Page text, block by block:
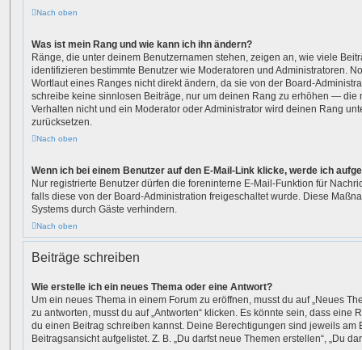
Nach oben
Was ist mein Rang und wie kann ich ihn ändern?
Ränge, die unter deinem Benutzernamen stehen, zeigen an, wie viele
identifizieren bestimmte Benutzer wie Moderatoren und Administratoren.
Wortlaut eines Ranges nicht direkt ändern, da sie von der Board-
schreibe keine sinnlosen Beiträge, nur um deinen Rang zu erhöhen — die
Verhalten nicht und ein Moderator oder Administrator wird deinen Rang
zurücksetzen.
Nach oben
Wenn ich bei einem Benutzer auf den E-Mail-Link klicke, werde ich
Nur registrierte Benutzer dürfen die foreninterne E-Mail-Funktion für
falls diese von der Board-Administration freigeschaltet wurde. Diese
Systems durch Gäste verhindern.
Nach oben
Beiträge schreiben
Wie erstelle ich ein neues Thema oder eine Antwort?
Um ein neues Thema in einem Forum zu eröffnen, musst du auf „Neues
zu antworten, musst du auf „Antworten“ klicken. Es könnte sein, dass eine
du einen Beitrag schreiben kannst. Deine Berechtigungen sind jeweils am
Beitragsansicht aufgelistet. Z. B. „Du darfst neue Themen erstellen“, „Du